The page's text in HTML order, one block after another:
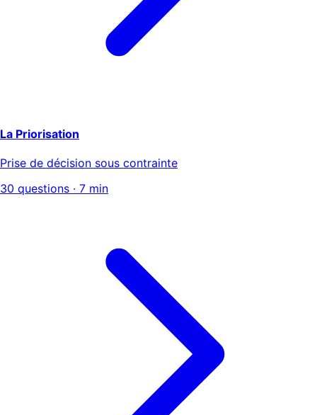
La Priorisation
Prise de décision sous contrainte
30 questions · 7 min